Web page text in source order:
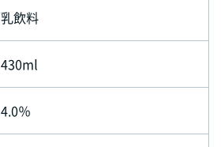
乳飲料
430ml
4.0％